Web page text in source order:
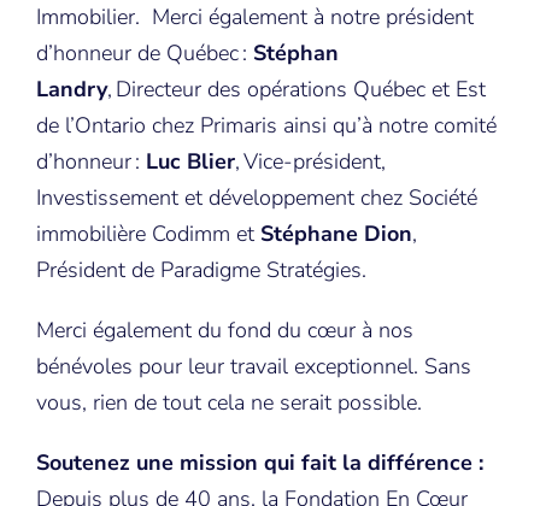
Immobilier. Merci également à notre président
d’honneur de Québec : Stéphan
Landry, Directeur des opérations Québec et Est
de l’Ontario chez Primaris ainsi qu’à notre comité
d’honneur : Luc Blier, Vice-président,
Investissement et développement chez Société
immobilière Codimm et Stéphane Dion,
Président de Paradigme Stratégies.
Merci également du fond du cœur à nos
bénévoles pour leur travail exceptionnel. Sans
vous, rien de tout cela ne serait possible.
Soutenez une mission qui fait la différence :
Depuis plus de 40 ans, la Fondation En Cœur